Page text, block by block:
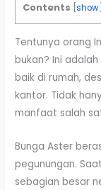
Contents [show
Tentunya orang
bukan? Ini
baik di rumah,
kantor. Tidak
manfaat salah
Bunga Aster
pegunungan.
sebagian besar